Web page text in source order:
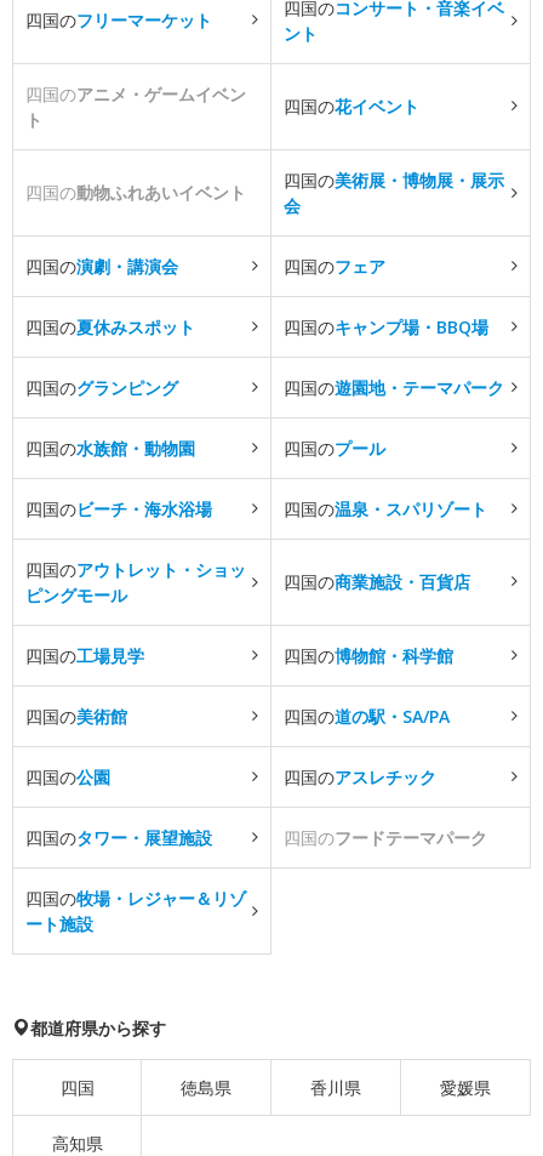
四国のフリーマーケット
四国のコンサート・音楽イベ
ント
四国のアニメ・ゲームイベン
ト
四国の花イベント
四国の動物ふれあいイベント
四国の美術展・博物展・展示
会
四国の演劇・講演会 四国のフェア
四国の夏休みスポット 四国のキャンプ場・BBQ場
四国のグランピング 四国の遊園地・テーマパーク
四国の水族館・動物園 四国のプール
四国のビーチ・海水浴場 四国の温泉・スパリゾート
四国のアウトレット・ショッ
ピングモール
四国の商業施設・百貨店
四国の工場見学 四国の博物館・科学館
四国の美術館 四国の道の駅・SA/PA
四国の公園 四国のアスレチック
四国のタワー・展望施設 四国のフードテーマパーク
四国の牧場・レジャー＆リゾ
ート施設
都道府県から探す
四国 徳島県 香川県 愛媛県
高知県